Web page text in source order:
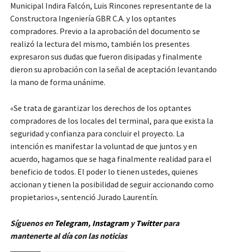
Municipal Indira Falcón, Luis Rincones representante de la
Constructora Ingeniería GBR C.A. y los optantes
compradores. Previo a la aprobación del documento se
realizó la lectura del mismo, también los presentes
expresaron sus dudas que fueron disipadas y finalmente
dieron su aprobación con la señal de aceptación levantando
la mano de forma unánime.
«Se trata de garantizar los derechos de los optantes
compradores de los locales del terminal, para que exista la
seguridad y confianza para concluir el proyecto. La
intención es manifestar la voluntad de que juntos y en
acuerdo, hagamos que se haga finalmente realidad para el
beneficio de todos. El poder lo tienen ustedes, quienes
accionan y tienen la posibilidad de seguir accionando como
propietarios», sentenció Jurado Laurentín.
Síguenos en Telegram, InstagramyTwitterpara
mantenerte al día con las noticias